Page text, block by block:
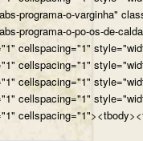
programa-o-varginha"
programa-o-po-os-de-
cellspacing="1"
cellspacing="1"
cellspacing="1"
cellspacing="1"